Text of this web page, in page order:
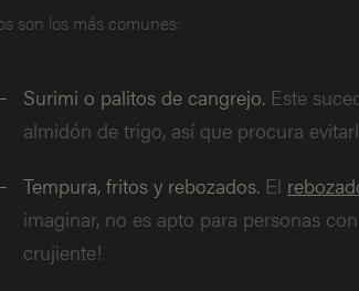
son los más comunes:
Surimi o palitos de cangrejo. Este
almidón de trigo, así que procura
Tempura, fritos y rebozados. El
imaginar, no es apto para personas
crujiente!